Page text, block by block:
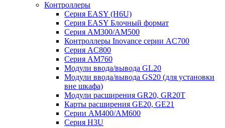
Контроллеры
Серия EASY (H6U)
Серия EASY Блочный формат
Серия AM300/AM500
Контроллеры Inovance серии AC700
Серия AC800
Серия AM760
Модули ввода/вывода GL20
Модули ввода/вывода GS20 (для установки
вне шкафа)
Модули расширения GR20, GR20T
Карты расширения GE20, GE21
Серии AM400/AM600
Серия H3U